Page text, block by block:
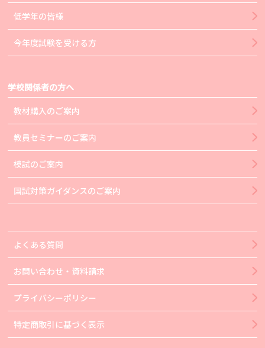
低学年の皆様
今年度試験を受ける方
学校関係者の方へ
教材購入のご案内
教員セミナーのご案内
模試のご案内
国試対策ガイダンスのご案内
よくある質問
お問い合わせ・資料請求
プライバシーポリシー
特定商取引に基づく表示